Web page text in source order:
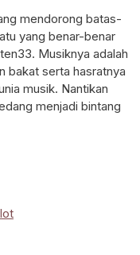
mendorong batas-
yang benar-benar
Musiknya adalah
bakat serta hasratnya
musik. Nantikan
menjadi bintang